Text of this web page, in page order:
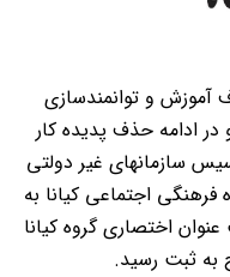
آموزش و توانمندسازی
در ادامه حذف پدیده کار
سازمانهای غیر دولتی
اجتماعی کیانا به
660 مورخ 25/12/82 تحت عنوان اختصاری گروه کیانا
به ثبت رسید.